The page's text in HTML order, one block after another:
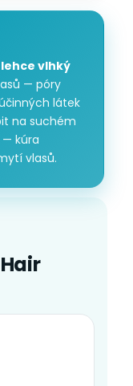
vlhký
— póry
látek
na suchém
— kúra
vlasů.